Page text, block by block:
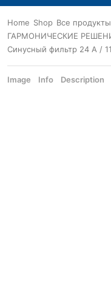
Home Shop Все продукты
ГАРМОНИЧЕСКИЕ
Синусный фильтр 24 А /
Image Info Description